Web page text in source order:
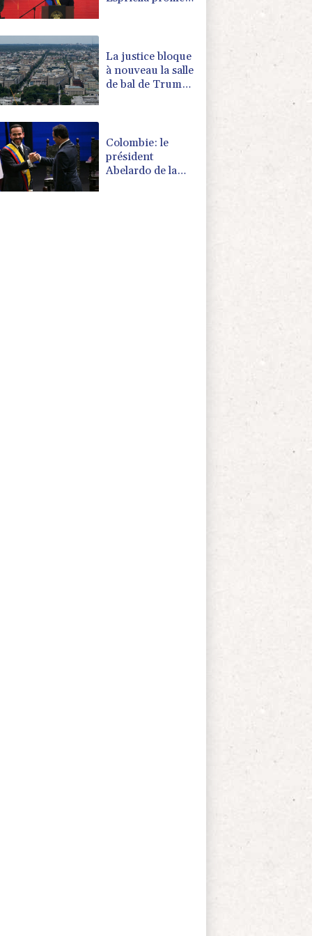
La justice bloque
à nouveau la salle
de bal de Trump,
Colombie: le
président
Abelardo de la